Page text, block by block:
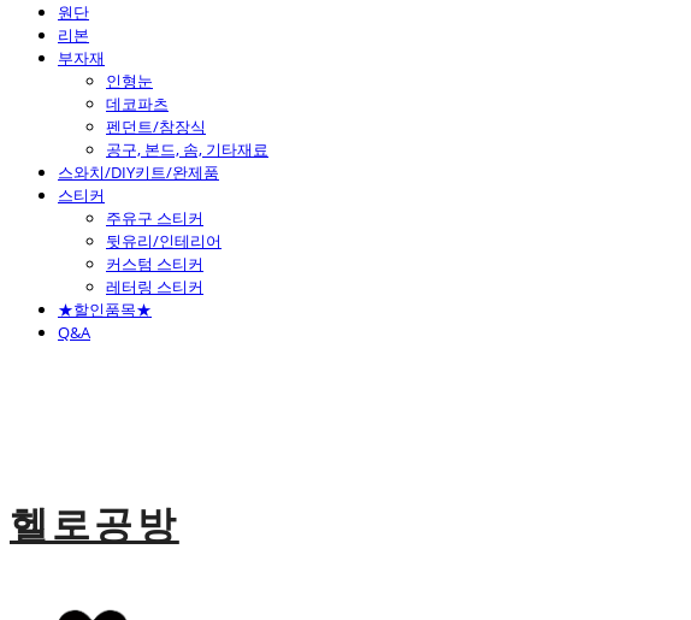
원단
리본
부자재
인형눈
데코파츠
펜던트/참장식
공구, 본드, 솜, 기타재료
스와치/DIY키트/완제품
스티커
주유구 스티커
뒷유리/인테리어
커스텀 스티커
레터링 스티커
★할인품목★
Q&A
헬로공방